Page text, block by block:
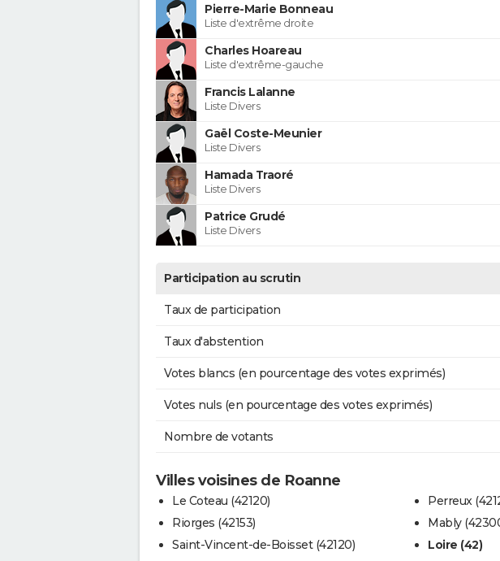
Pierre-Marie Bonneau
Liste d'extrême droite
Charles Hoareau
Liste d'extrême-gauche
Francis Lalanne
Liste Divers
Gaël Coste-Meunier
Liste Divers
Hamada Traoré
Liste Divers
Patrice Grudé
Liste Divers
Participation au scrutin
Taux de participation
Taux d'abstention
Votes blancs (en pourcentage des votes exprimés)
Votes nuls (en pourcentage des votes exprimés)
Nombre de votants
Villes voisines de Roanne
Le Coteau (42120)
Riorges (42153)
Saint-Vincent-de-Boisset (42120)
Perreux
Mably
Loire (42)